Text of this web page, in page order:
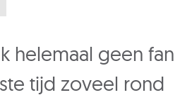
helemaal geen fan
tijd zoveel rond